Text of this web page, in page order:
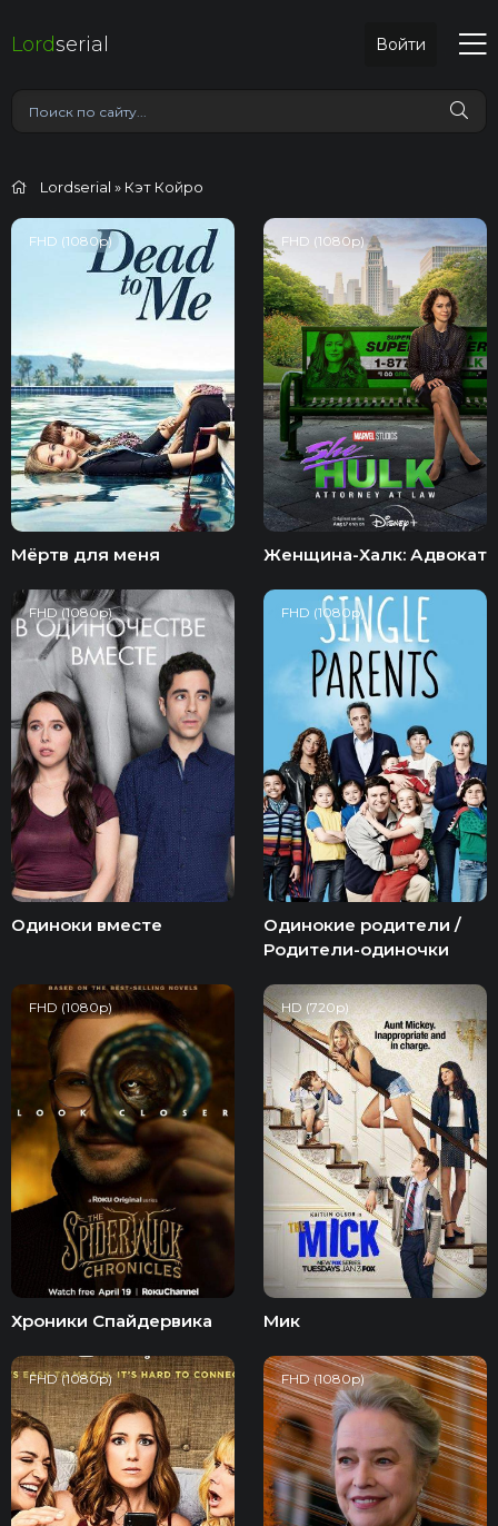
Lordserial Войти
Lordserial » Кэт Койро
FHD (1080p)
Мёртв для меня
FHD (1080p)
Женщина-Халк: Адвокат
FHD (1080p)
Одиноки вместе
FHD (1080p)
Одинокие родители /
Родители-одиночки
FHD (1080p)
Хроники Спайдервика
HD (720p)
Мик
FHD (1080p) FHD (1080p)